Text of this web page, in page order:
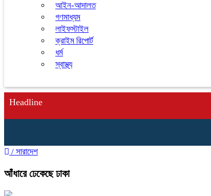
আইন-আদালত
গণমাধ্যম
লাইফস্টাইল
ক্রাইম রিপোর্ট
ধর্ম
স্বাস্থ্য
Headline
/ সারাদেশ
আঁধারে ঢেকেছে ঢাকা